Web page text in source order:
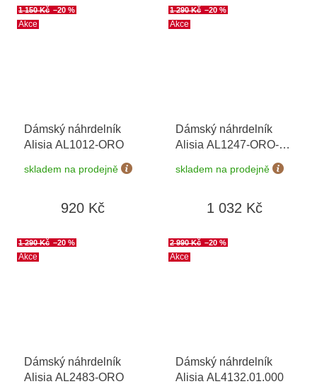
Akce
1 150 Kč –20 %
Dámský náhrdelník
Alisia AL1012-ORO
skladem na prodejně
920 Kč
Akce
1 290 Kč –20 %
Dámský náhrdelník
Alisia AL1247-ORO-
skladem na prodejně
1 032 Kč
Akce
1 290 Kč –20 %
Dámský náhrdelník
Alisia AL2483-ORO
Akce
2 990 Kč –20 %
Dámský náhrdelník
Alisia AL4132.01.000